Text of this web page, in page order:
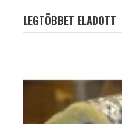
LEGTÖBBET ELADOTT